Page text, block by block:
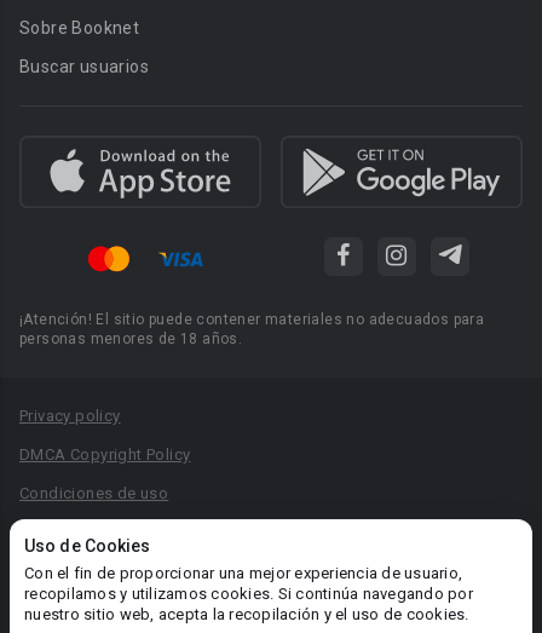
Uso de Cookies
Con el fin de proporcionar una mejor experiencia de usuario,
recopilamos y utilizamos cookies. Si continúa navegando por
nuestro sitio web, acepta la recopilación y el uso de cookies.
Sobre Booknet
Buscar usuarios
¡Atención! El sitio puede contener materiales no adecuados para
personas menores de 18 años.
Privacy policy
DMCA Copyright Policy
Condiciones de uso
Reglas para la publicación de libros
Área RR.PP.: pr@booknet.com